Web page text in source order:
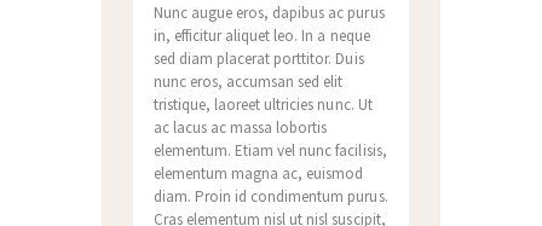
Nunc augue eros, dapibus ac purus
in, efficitur aliquet leo. In a neque
sed diam placerat porttitor. Duis
nunc eros, accumsan sed elit
tristique, laoreet ultricies nunc. Ut
ac lacus ac massa lobortis
elementum. Etiam vel nunc facilisis,
elementum magna ac, euismod
diam. Proin id condimentum purus.
Cras elementum nisl ut nisl suscipit,